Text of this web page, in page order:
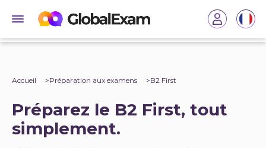
Accueil Préparation aux examens B2 First
Préparez le B2 First, tout
simplement.